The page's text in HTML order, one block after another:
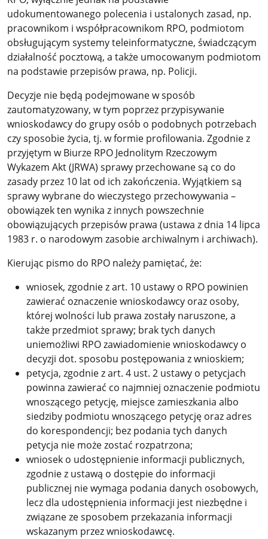
udokumentowanego polecenia i ustalonych zasad, np.
pracownikom i współpracownikom RPO, podmiotom
obsługującym systemy teleinformatyczne, świadczącym
działalność pocztową, a także umocowanym podmiotom
na podstawie przepisów prawa, np. Policji.
Decyzje nie będą podejmowane w sposób
zautomatyzowany, w tym poprzez przypisywanie
wnioskodawcy do grupy osób o podobnych potrzebach
czy sposobie życia, tj. w formie profilowania. Zgodnie z
przyjętym w Biurze RPO Jednolitym Rzeczowym
Wykazem Akt (JRWA) sprawy przechowane są co do
zasady przez 10 lat od ich zakończenia. Wyjątkiem są
sprawy wybrane do wieczystego przechowywania –
obowiązek ten wynika z innych powszechnie
obowiązujących przepisów prawa (ustawa z dnia 14 lipca
1983 r. o narodowym zasobie archiwalnym i archiwach).
Kierując pismo do RPO należy pamiętać, że:
wniosek, zgodnie z art. 10 ustawy o RPO powinien
zawierać oznaczenie wnioskodawcy oraz osoby,
której wolności lub prawa zostały naruszone, a
także przedmiot sprawy; brak tych danych
uniemożliwi RPO zawiadomienie wnioskodawcy o
decyzji dot. sposobu postępowania z wnioskiem;
petycja, zgodnie z art. 4 ust. 2 ustawy o petycjach
powinna zawierać co najmniej oznaczenie podmiotu
wnoszącego petycję, miejsce zamieszkania albo
siedziby podmiotu wnoszącego petycję oraz adres
do korespondencji; bez podania tych danych
petycja nie może zostać rozpatrzona;
wniosek o udostępnienie informacji publicznych,
zgodnie z ustawą o dostępie do informacji
publicznej nie wymaga podania danych osobowych,
lecz dla udostępnienia informacji jest niezbędne i
związane ze sposobem przekazania informacji
wskazanym przez wnioskodawcę.